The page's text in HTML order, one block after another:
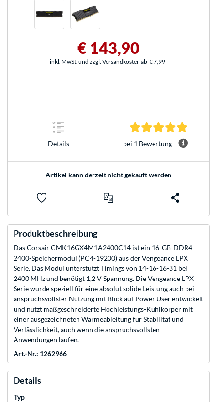
€ 143,90
inkl. MwSt. und zzgl. Versandkosten ab € 7,99
Details bei 1 Bewertung
Artikel kann derzeit nicht gekauft werden
Produktbeschreibung
Das Corsair CMK16GX4M1A2400C14 ist ein 16-GB-DDR4-
2400-Speichermodul (PC4-19200) aus der Vengeance LPX
Serie. Das Modul unterstützt Timings von 14-16-16-31 bei
2400 MHz und benötigt 1,2 V Spannung. Die Vengeance LPX
Serie wurde speziell für eine absolut solide Leistung auch bei
anspruchsvollster Nutzung mit Blick auf Power User entwickelt
und nutzt maßgeschneiderte Hochleistungs-Kühlkörper mit
einer ausgezeichneten Wärmeableitung für Stabilität und
Verlässlichkeit, auch wenn die anspruchsvollsten
Anwendungen laufen.
Art.-Nr.: 1262966
Details
Typ